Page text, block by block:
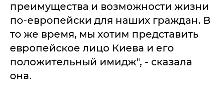
преимущества и возможности жизни
по-европейски для наших граждан. В
то же время, мы хотим представить
европейское лицо Киева и его
положительный имидж", - сказала
она.